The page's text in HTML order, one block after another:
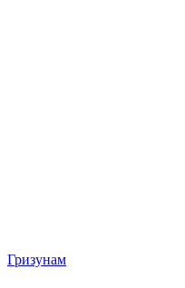
Гризунам